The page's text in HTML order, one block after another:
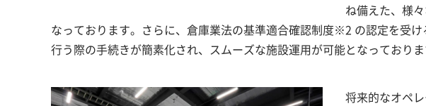
ね備えた、様
なっております。さらに、倉庫業法の基準適合確認制度※2 の認定を受
行う際の手続きが簡素化され、スムーズな施設運用が可能となっておりま
将来的なオペ